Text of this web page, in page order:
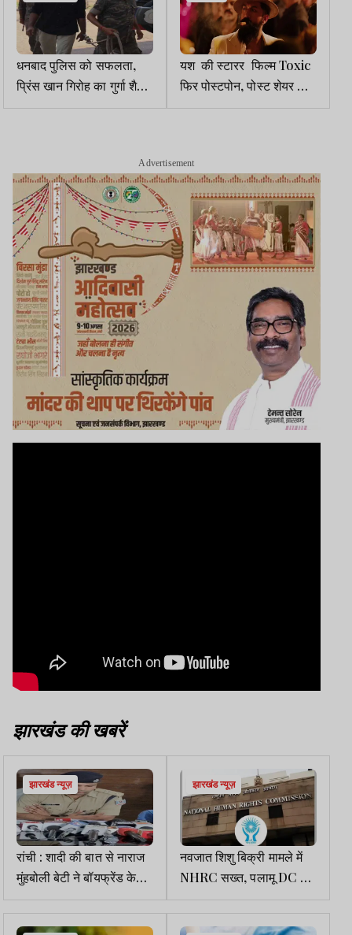
धनबाद पुलिस को सफलता,
प्रिंस खान गिरोह का गुर्गा शैफी
उर्फ मेजर 3 दिन की रिमांड पर
यश की स्टारर फिल्म Toxic
फिर पोस्टपोन, पोस्ट शेयर कर
दी जानकारी
Advertisement
झारखंड की खबरें
झारखंड न्यूज़
रांची : शादी की बात से नाराज
मुंहबोली बेटी ने बॉयफ्रेंड के
साथ मिलकर की थी मां की
हत्या
झारखंड न्यूज़
नवजात शिशु बिक्री मामले में
NHRC सख्त, पलामू DC से
4 हफ्ते में मांगी अतिरिक्त रिपोर्ट